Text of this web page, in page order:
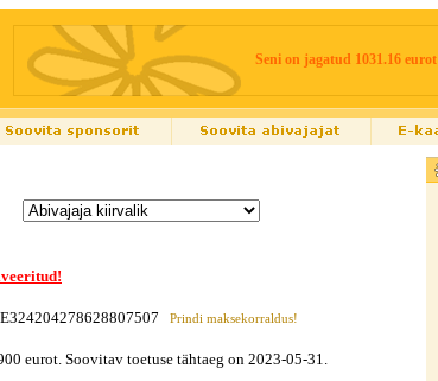
Seni on jagatud 1031.16 eurot
Prindi maksekorraldus!
eurot. Soovitav toetuse tähtaeg on 2023-05-31.